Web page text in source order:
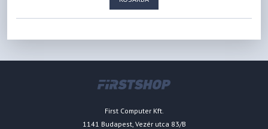
First Computer Kft.
1141 Budapest, Vezér utca 83/B